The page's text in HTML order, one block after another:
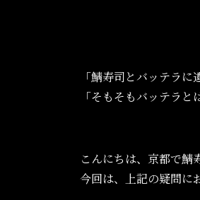
「鯖寿司とバッテラに
「そもそもバッテラと
こんにちは、京都で鯖
今回は、上記の疑問に